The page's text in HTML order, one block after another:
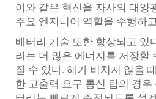
이와 같은 혁신을 자사의 태양
주요 엔지니어 역할을 수행하
배터리 기술 또한 향상되고 있
리는 더 많은 에너지를 저장할
질 수 있다. 해가 비치지 않을
한 고출력 요구 통신 탑의 경